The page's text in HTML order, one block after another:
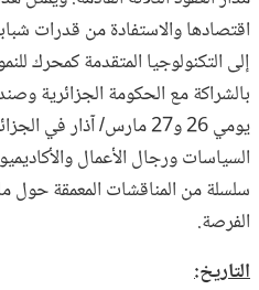
اقتصادها والاستفادة من قدرات
إلى التكنولوجيا المتقدمة كمحرك
بالشراكة مع الحكومة الجزائرية
يومي 26 و27 مارس/ آذار
السياسات ورجال الأعمال
سلسلة من المناقشات المعمقة حول
الفرصة.
التاريخ: